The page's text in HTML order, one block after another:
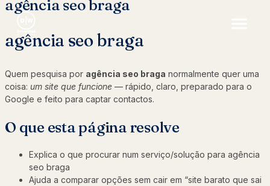
agência seo braga
agência seo braga
Quem pesquisa por agência seo braga normalmente quer uma
coisa: um site que funcione — rápido, claro, preparado para o
Google e feito para captar contactos.
O que esta página resolve
Explica o que procurar num serviço/solução para agência
seo braga
Ajuda a comparar opções sem cair em “site barato que sai